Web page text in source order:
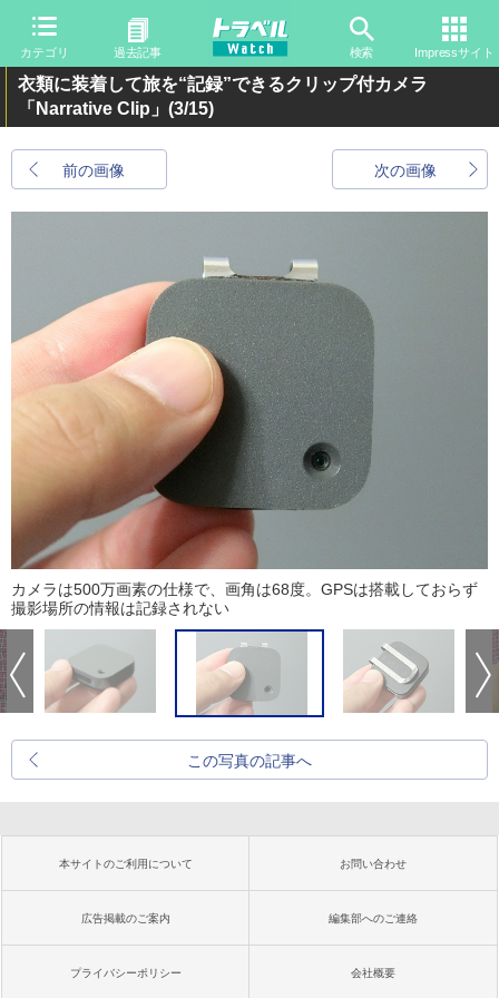
カテゴリ 過去記事 検索 Impressサイト
衣類に装着して旅を“記録”できるクリップ付カメラ
「Narrative Clip」 (3/15)
前の画像 次の画像
カメラは500万画素の仕様で、画角は68度。GPSは搭載しておらず
撮影場所の情報は記録されない
この写真の記事へ
本サイトのご利用について お問い合わせ
広告掲載のご案内 編集部へのご連絡
プライバシーポリシー 会社概要